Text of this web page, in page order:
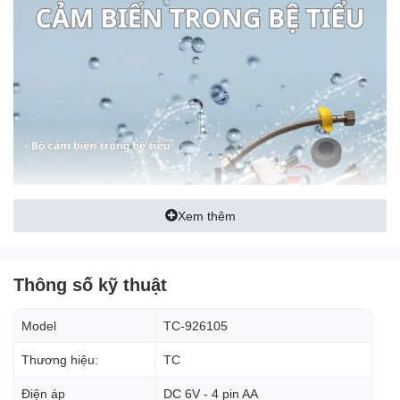
Đặc điểm nỗi bật
Xem thêm
Thông số kỹ thuật
Model TC-926105
Thương hiệu: TC
Điện áp DC 6V - 4 pin AA